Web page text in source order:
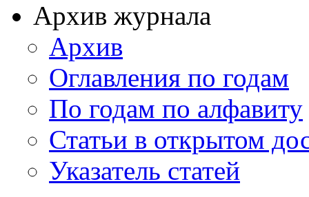
Архив журнала
Архив
Оглавления по годам
По годам по алфавиту
Статьи в открытом
Указатель статей